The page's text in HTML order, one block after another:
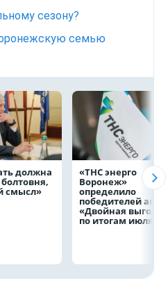
сезону?
семью
должна
смысл»
«ТНС энерго
Воронеж»
определило
победителей акции
«Двойная выгода»
по итогам июля